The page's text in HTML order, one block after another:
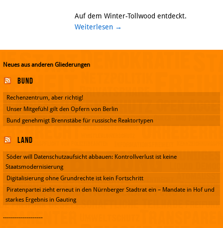
Auf dem Winter-Tollwood entdeckt.
Weiterlesen →
Neues aus anderen Gliederungen
Bund
Rechenzentrum, aber richtig!
Unser Mitgefühl gilt den Opfern von Berlin
Bund genehmigt Brennstäbe für russische Reaktortypen
Land
Söder will Datenschutzaufsicht abbauen: Kontrollverlust ist keine
Staatsmodernisierung
Digitalisierung ohne Grundrechte ist kein Fortschritt
Piratenpartei zieht erneut in den Nürnberger Stadtrat ein – Mandate in Hof und
starkes Ergebnis in Gauting
--------------------